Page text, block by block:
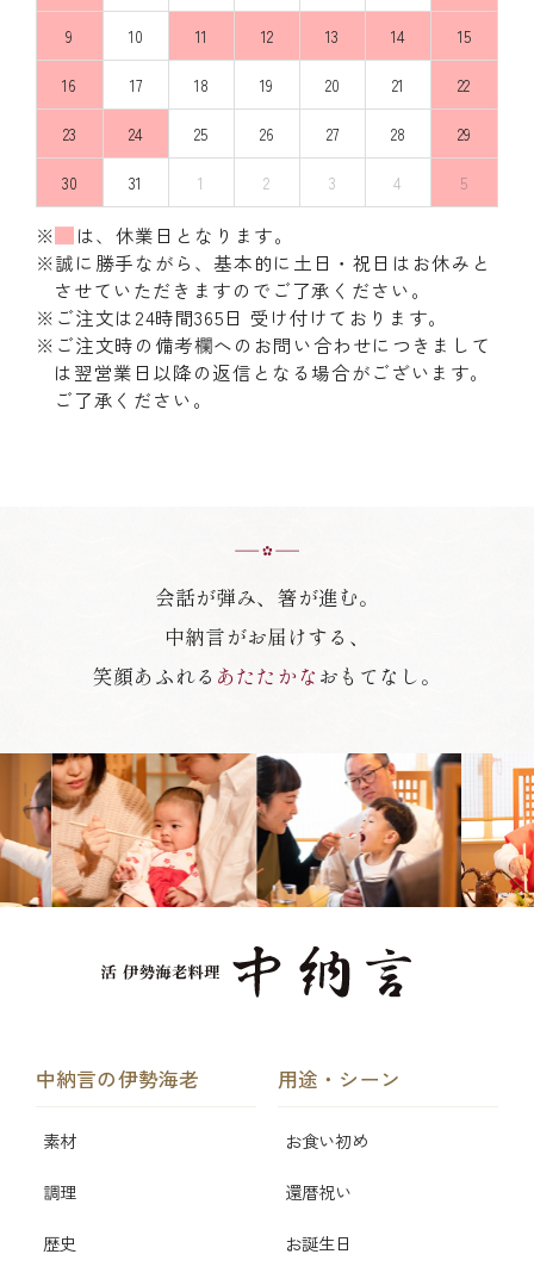
9 10 11 12 13 14 15
16 17 18 19 20 21 22
23 24 25 26 27 28 29
30 31 1 2 3 4 5
※
は、休業日となります。
※誠に勝手ながら、基本的に土日・祝日はお休みと
させていただきますのでご了承ください。
※ご注文は24時間365日 受け付けております。
※ご注文時の備考欄へのお問い合わせにつきまして
は翌営業日以降の返信となる場合がございます。
ご了承ください。
会話が弾み、箸が進む。
中納言がお届けする、
笑顔あふれる あたたかな おもてなし。
中納言の伊勢海老
素材
調理
歴史
用途・シーン
お食い初め
還暦祝い
お誕生日